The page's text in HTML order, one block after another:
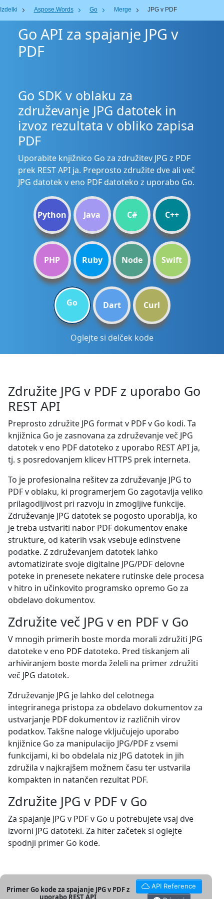
Izdelki Aspose.Words Go Merge JPG v PDF
Go API za spajanje JPG v
PDF
Go SDK v oblaku za
združevanje JPG datotek in
izvoz rezultata v obliko zapisa
PDF
Uporabite knjižnico Go za združitev JPG z PDF
prek REST API ja. Preprosto združite dve ali več
JPG datotek v eno PDF datoteko z uporabo Go.
Python Java C# C++
PHP Ruby Node Swift
Go Dart Curl
Oglejte si delček kode
Združite JPG v PDF z uporabo Go
REST API
Preprosto združite JPG format v PDF v Go kodi. Ta
knjižnica Go je zasnovana za združevanje več JPG
datotek v eno PDF datoteko z uporabo REST API ja,
tj. s posredovanjem klicev HTTPS prek interneta.
To je profesionalna rešitev za združevanje JPG to
PDF v oblaku, ki programerjem Go zagotavlja veliko
prilagodljivost pri razvoju in zmogljive funkcije.
Združevanje JPG datotek se pogosto uporablja, ko
je treba ustvariti nabor PDF dokumentov enake
strukture, od katerih vsak vsebuje edinstvene
podatke. Z združevanjem datotek lahko
avtomatizirate svoje digitalne JPG/PDF delovne
poteke in prenesete nekatere rutinske dele procesa
v hitro in učinkovito programsko opremo Go za
obdelavo dokumentov.
Združite več JPG v en PDF v Go
V mnogih primerih boste morda morali združiti JPG
datoteke v eno PDF datoteko. Pred tiskanjem ali
arhiviranjem boste morda želeli na primer združiti
več JPG datotek.
Združevanje JPG je lahko del celotnega
integriranega pristopa za obdelavo dokumentov za
ustvarjanje PDF dokumentov iz različnih virov
podatkov. Takšne naloge vključujejo uporabo
knjižnice Go za manipulacijo JPG/PDF z vsemi
funkcijami, ki bo obdelala niz JPG datotek in jih
združila v najkrajšem možnem času ter ustvarila
kompakten in natančen rezultat PDF.
Združite JPG v PDF v Go
Za spajanje JPG v PDF v Go u potrebujete vsaj dve
izvorni JPG datoteki. Za hiter začetek si oglejte
spodnji primer Go kode.
Primer Go kode za spajanje JPG v PDF z
API Reference